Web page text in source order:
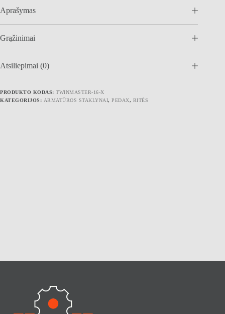
Aprašymas
Grąžinimai
Atsiliepimai (0)
PRODUKTO KODAS: TWINMASTER-16-X
KATEGORIJOS: ARMATŪROS STAKLYNAI, PEDAX, RITĖS